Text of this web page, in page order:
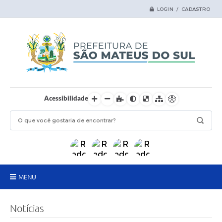
LOGIN / CADASTRO
Acessibilidade
MENU
Notícias